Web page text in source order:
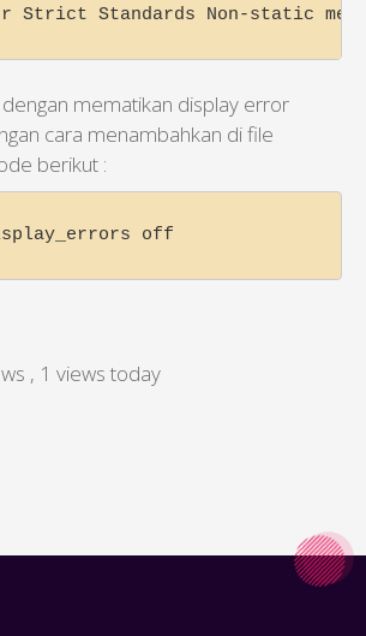
Strict Standards Non-static
dengan mematikan display error
cara menambahkan di file
berikut :
off
, 1 views today